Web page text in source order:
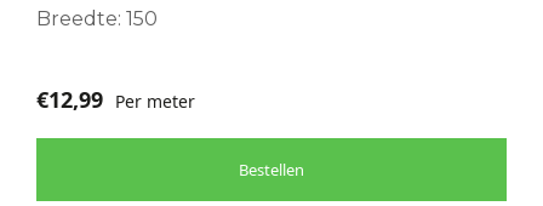
Breedte: 150
€12,99 Per meter
Bestellen